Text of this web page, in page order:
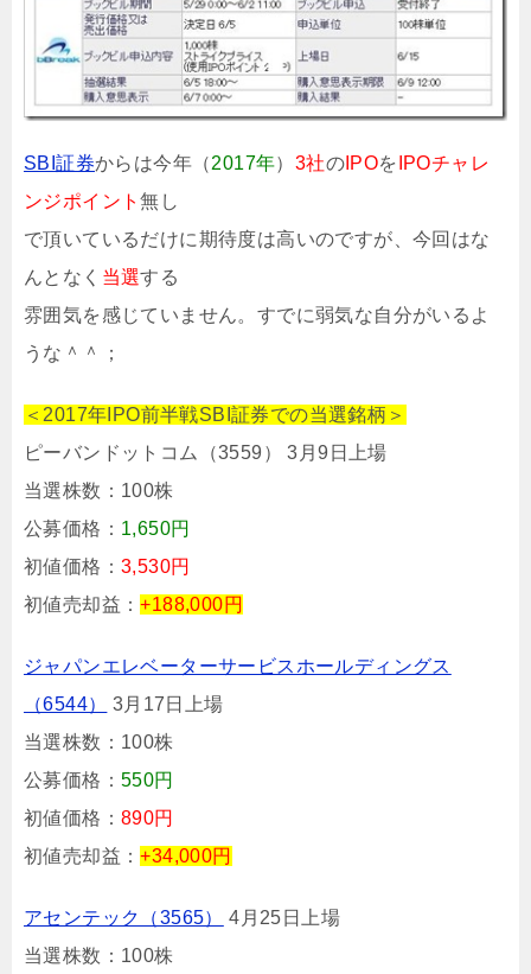
SBI証券からは今年（2017年） 3社の IPOを IPOチャレ
ンジポイント無し
で頂いているだけに期待度は高いのですが、今回はな
んとなく 当選する
雰囲気を感じていません。すでに弱気な自分がいるよ
うな＾＾；
＜2017年IPO前半戦SBI証券での当選銘柄＞
ピーバンドットコム（3559） 3月9日上場
当選株数：100株
公募価格： 1,650円
初値価格： 3,530円
初値売却益：+188,000円
ジャパンエレベーターサービスホールディングス
（6544）
3月17日上場
当選株数：100株
公募価格： 550円
初値価格： 890円
初値売却益：+34,000円
アセンテック（3565）
4月25日上場
当選株数：100株